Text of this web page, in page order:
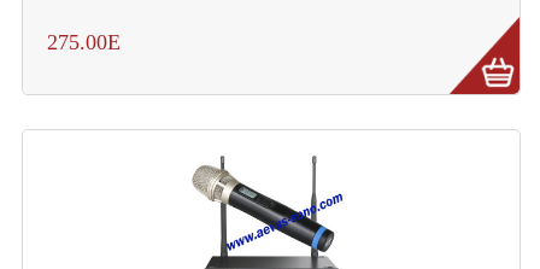
LISTE DU MATERIEL D'OCCASION
CRÉER UN COMPTE
275.00E